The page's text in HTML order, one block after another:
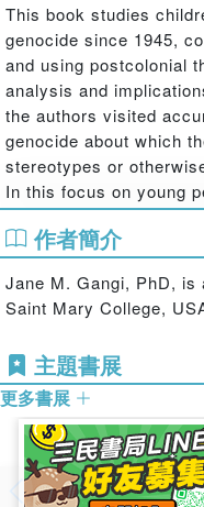
This book studies
genocide since 1945,
and using postcolonial
analysis and
the authors visited
genocide about which
stereotypes or
In this focus on young
genocides, Gangi
Cambodian genocide
the Mayans of
and Srebrenica
(2003-present). In
work of prominent
ways contemporary
ways in which child
genocide are helped
experiences.
作者簡介
Jane M. Gangi, PhD,
Saint Mary College,
主題書展
更多書展